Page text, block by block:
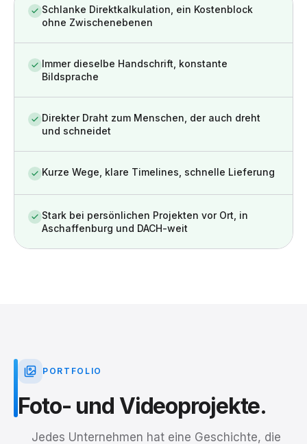
Schlanke Direktkalkulation, ein Kostenblock
ohne Zwischenebenen
Immer dieselbe Handschrift, konstante
Bildsprache
Direkter Draht zum Menschen, der auch dreht
und schneidet
Kurze Wege, klare Timelines, schnelle Lieferung
Stark bei persönlichen Projekten vor Ort, in
Aschaffenburg und DACH-weit
PORTFOLIO
Foto- und Videoprojekte.
Jedes Unternehmen hat eine Geschichte, die